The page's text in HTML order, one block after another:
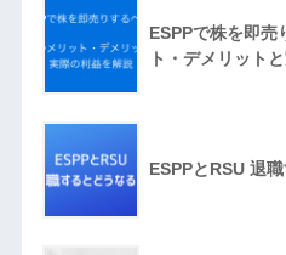
ESPPで株を即売
ト・デメリット
ESPPとRSU 退